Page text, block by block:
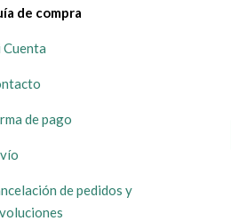
de compra
Cuenta
de pago
de pedidos y